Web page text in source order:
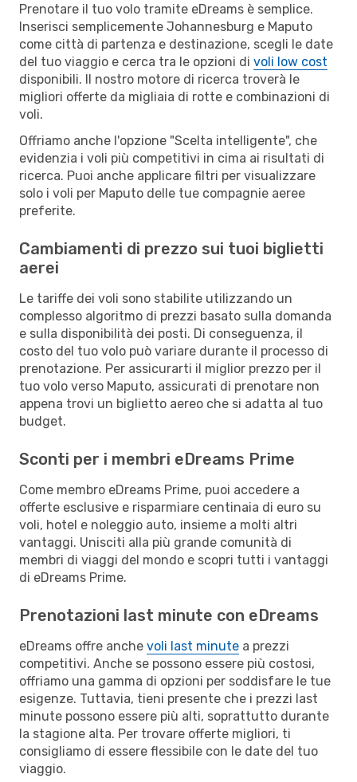
Prenotare il tuo volo tramite eDreams è semplice.
Inserisci semplicemente Johannesburg e Maputo
come città di partenza e destinazione, scegli le date
del tuo viaggio e cerca tra le opzioni di voli low cost
disponibili. Il nostro motore di ricerca troverà le
migliori offerte da migliaia di rotte e combinazioni di
voli.
Offriamo anche l'opzione "Scelta intelligente", che
evidenzia i voli più competitivi in cima ai risultati di
ricerca. Puoi anche applicare filtri per visualizzare
solo i voli per Maputo delle tue compagnie aeree
preferite.
Cambiamenti di prezzo sui tuoi biglietti
aerei
Le tariffe dei voli sono stabilite utilizzando un
complesso algoritmo di prezzi basato sulla domanda
e sulla disponibilità dei posti. Di conseguenza, il
costo del tuo volo può variare durante il processo di
prenotazione. Per assicurarti il miglior prezzo per il
tuo volo verso Maputo, assicurati di prenotare non
appena trovi un biglietto aereo che si adatta al tuo
budget.
Sconti per i membri eDreams Prime
Come membro eDreams Prime, puoi accedere a
offerte esclusive e risparmiare centinaia di euro su
voli, hotel e noleggio auto, insieme a molti altri
vantaggi. Unisciti alla più grande comunità di
membri di viaggi del mondo e scopri tutti i vantaggi
di eDreams Prime.
Prenotazioni last minute con eDreams
eDreams offre anche voli last minute a prezzi
competitivi. Anche se possono essere più costosi,
offriamo una gamma di opzioni per soddisfare le tue
esigenze. Tuttavia, tieni presente che i prezzi last
minute possono essere più alti, soprattutto durante
la stagione alta. Per trovare offerte migliori, ti
consigliamo di essere flessibile con le date del tuo
viaggio.